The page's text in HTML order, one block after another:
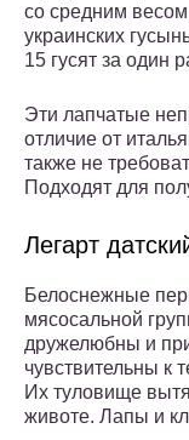
со средним
украинских
15 гусят за один
Эти лапчатые
отличие от
также не
Подходят для
Легарт
Белоснежные
мясосальной
дружелюбны и
чувствительны к
Их туловище
животе. Лапы и